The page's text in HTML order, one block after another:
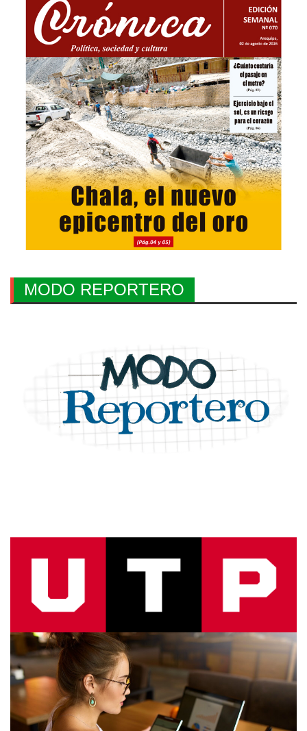
MODO REPORTERO